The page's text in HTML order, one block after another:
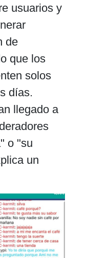
usuarios y
de
que los
solos
días.
llegado a
o "su
un